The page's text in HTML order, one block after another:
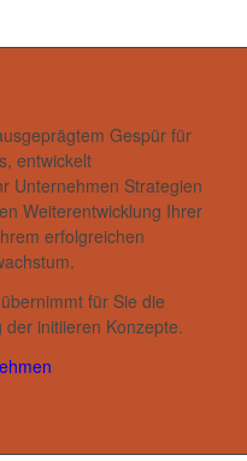
Gespür für
entwickelt
Unternehmen Strategien
Weiterentwicklung Ihrer
erfolgreichen
übernimmt für Sie die
initiieren Konzepte.